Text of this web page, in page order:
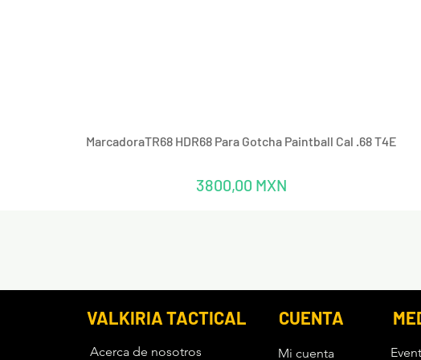
Vista rápida
MarcadoraTR68 HDR68 Para Gotcha Paintball Cal .68 T4E
Precio
3800,00 MXN
VALKIRIA TACTICAL
Acerca de nosotros
CUENTA
Mi cuenta